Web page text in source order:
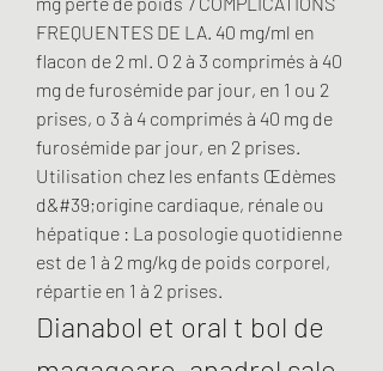
FREQUENTES DE LA. 40 mg/ml en
flacon de 2 ml. O 2 à 3 comprimés à 40
mg de furosémide par jour, en 1 ou 2
prises, o 3 à 4 comprimés à 40 mg de
furosémide par jour, en 2 prises.
Utilisation chez les enfants Œdèmes
d&#39;origine cardiaque, rénale ou
hépatique : La posologie quotidienne
est de 1 à 2 mg/kg de poids corporel,
répartie en 1 à 2 prises.
Dianabol et oral t bol de